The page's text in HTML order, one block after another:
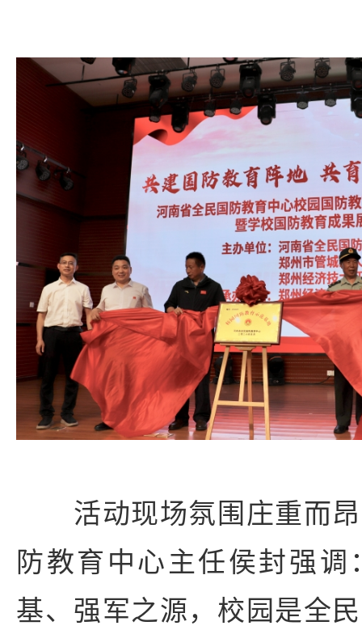
活动现场氛围庄重而昂
防教育中心主任侯封强调
基、强军之源，校园是全